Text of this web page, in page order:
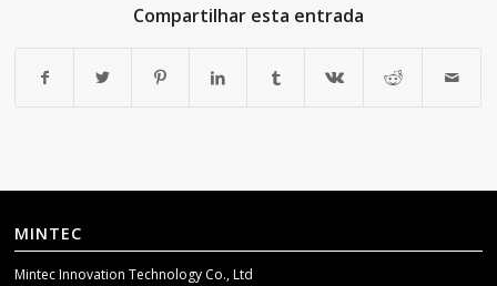
Compartilhar esta entrada
MINTEC
Mintec Innovation Technology Co., Ltd